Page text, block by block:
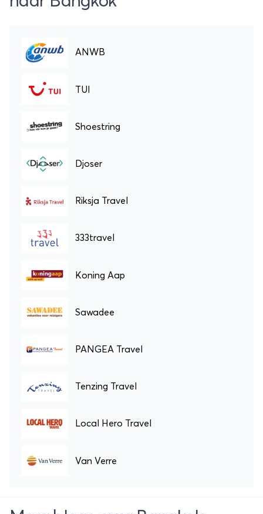
ANWB
TUI
Shoestring
Djoser
Riksja Travel
333travel
Koning Aap
Sawadee
PANGEA Travel
Tenzing Travel
Local Hero Travel
Van Verre